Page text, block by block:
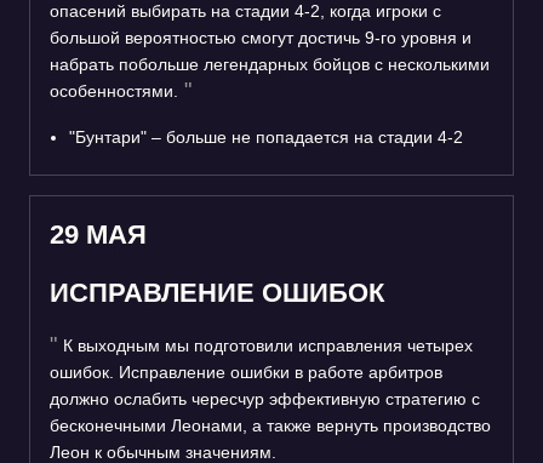
опасений выбирать на стадии 4-2, когда игроки с
большой вероятностью смогут достичь 9-го уровня и
набрать побольше легендарных бойцов с несколькими
особенностями.
"Бунтари" – больше не попадается на стадии 4-2
29 МАЯ
ИСПРАВЛЕНИЕ ОШИБОК
К выходным мы подготовили исправления четырех
ошибок. Исправление ошибки в работе арбитров
должно ослабить чересчур эффективную стратегию с
бесконечными Леонами, а также вернуть производство
Леон к обычным значениям.